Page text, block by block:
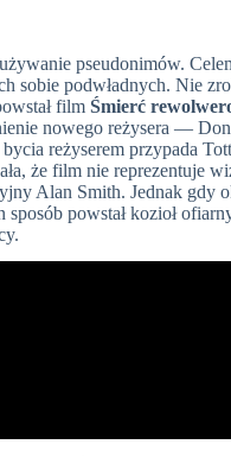
pseudonimów.
sobie podwładnych. Nie
film Śmierć
nowego reżysera —
reżyserem przypada
że film nie reprezentuje
Alan Smith. Jednak gdy
powstał kozioł